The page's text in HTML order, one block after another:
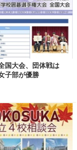
国大会、団体戦は
子部が優勝